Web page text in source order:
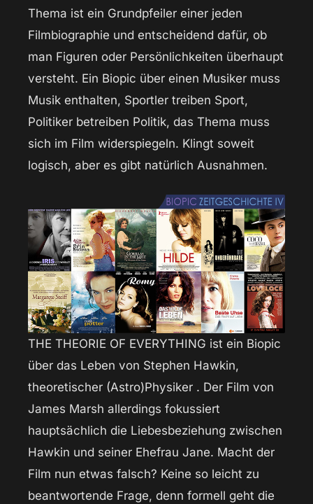
Thema ist ein Grundpfeiler einer jeden
Filmbiographie und entscheidend dafür, ob
man Figuren oder Persönlichkeiten überhaupt
versteht. Ein Biopic über einen Musiker muss
Musik enthalten, Sportler treiben Sport,
Politiker betreiben Politik, das Thema muss
sich im Film widerspiegeln. Klingt soweit
logisch, aber es gibt natürlich Ausnahmen.
THE THEORIE OF EVERYTHING ist ein Biopic
über das Leben von Stephen Hawkin,
theoretischer (Astro)Physiker . Der Film von
James Marsh allerdings fokussiert
hauptsächlich die Liebesbeziehung zwischen
Hawkin und seiner Ehefrau Jane. Macht der
Film nun etwas falsch? Keine so leicht zu
beantwortende Frage, denn formell geht die